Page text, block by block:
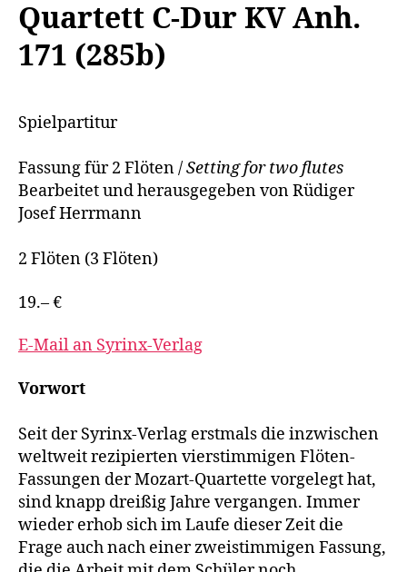
Quartett C-Dur KV Anh.
171 (285b)
Spielpartitur
Fassung für 2 Flöten /Setting for two flutes
Bearbeitet und herausgegeben von Rüdiger
Josef Herrmann
2 Flöten (3 Flöten)
19.– €
E-Mail an Syrinx-Verlag
Vorwort
Seit der Syrinx-Verlag erstmals die inzwischen
weltweit rezipierten vierstimmigen Flöten-
Fassungen der Mozart-Quartette vorgelegt hat,
sind knapp dreißig Jahre vergangen. Immer
wieder erhob sich im Laufe dieser Zeit die
Frage auch nach einer zweistimmigen Fassung,